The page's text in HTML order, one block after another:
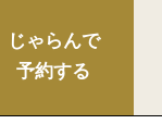
じゃらんで
予約する